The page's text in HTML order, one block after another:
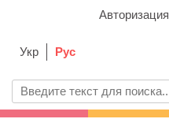
Авторизация
Укр Рус